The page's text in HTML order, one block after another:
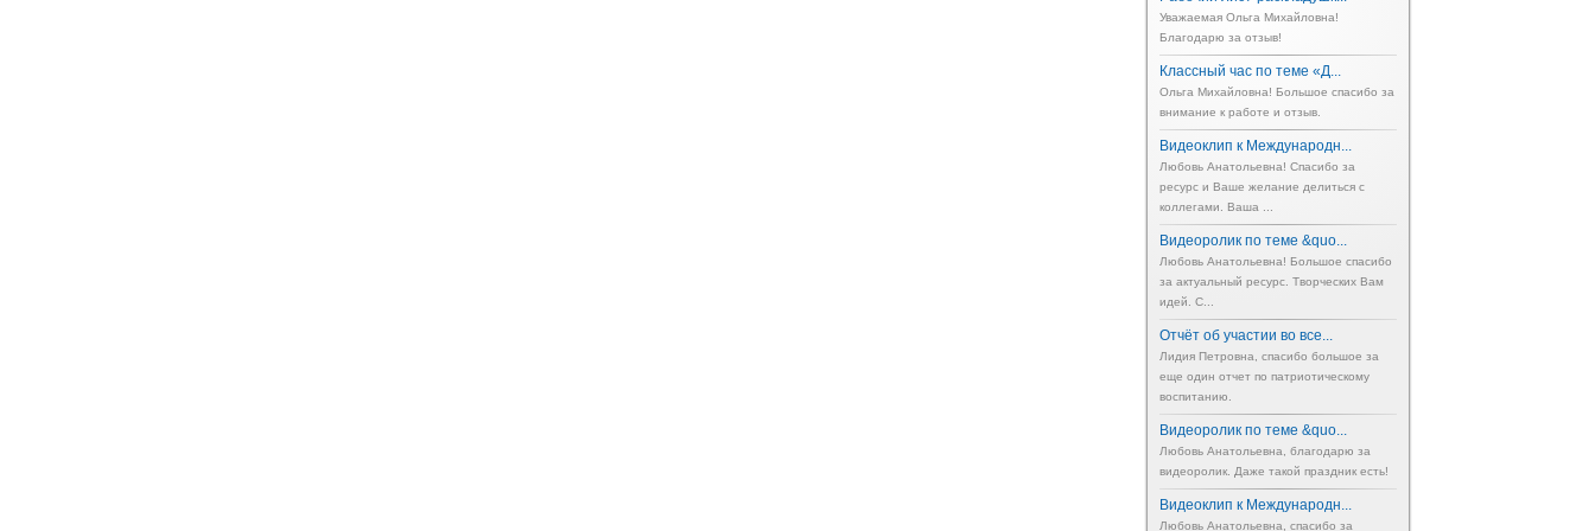
Уважаемая Ольга Михайловна!
Благодарю за отзыв!
Классный час по теме «Д...
Ольга Михайловна! Большое спасибо за
внимание к работе и отзыв.
Видеоклип к Международн...
Любовь Анатольевна! Спасибо за
ресурс и Ваше желание делиться с
коллегами. Ваша ...
Видеоролик по теме &quo...
Любовь Анатольевна! Большое спасибо
за актуальный ресурс. Творческих Вам
идей. С...
Отчёт об участии во все...
Лидия Петровна, спасибо большое за
еще один отчет по патриотическому
воспитанию.
Видеоролик по теме &quo...
Любовь Анатольевна, благодарю за
видеоролик. Даже такой праздник есть!
Видеоклип к Международн...
Любовь Анатольевна, спасибо за